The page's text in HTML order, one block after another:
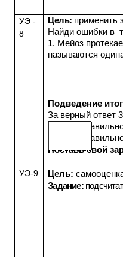
УЭ -
8
Цель: применить
Найди ошибки в
1. Мейоз
называются
Подведение
За верный ответ
Если
Если
Поставь свой
УЭ-9 Цель:
Задание: